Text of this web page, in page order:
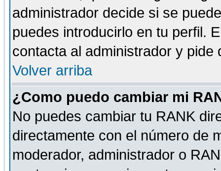
administrador decide si se
puedes introducirlo en tu perfil.
contacta al administrador y
Volver arriba
¿Como puedo cambiar mi
No puedes cambiar tu RANK
directamente con el número de
moderador, administrador o